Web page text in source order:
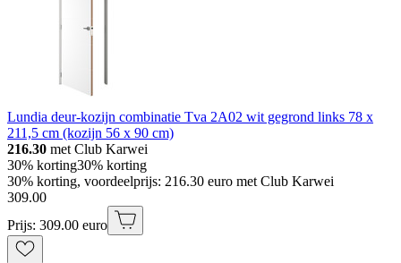
Lundia deur-kozijn combinatie Tva 2A02 wit gegrond links 78 x
211,5 cm (kozijn 56 x 90 cm)
216.30 met Club Karwei
30% korting30% korting
30% korting, voordeelprijs: 216.30 euro met Club Karwei
309.00
Prijs: 309.00 euro